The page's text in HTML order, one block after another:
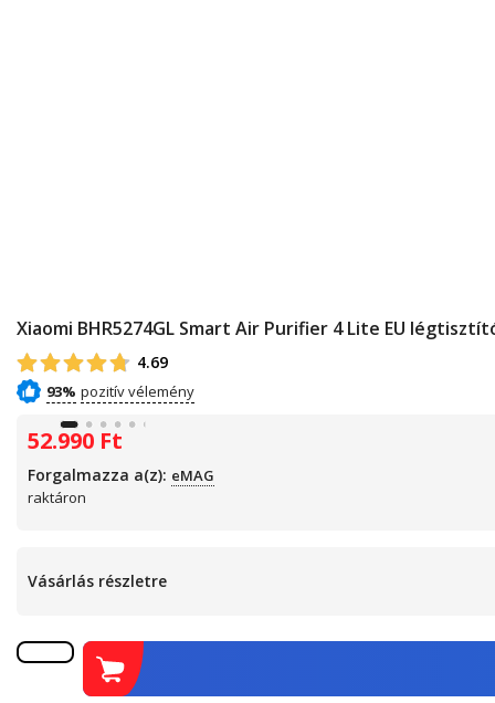
Xiaomi BHR5274GL Smart Air Purifier 4 Lite EU
4.69
93%
52.990 Ft
Forgalmazza a(z): eMAG
raktáron
Vásárlás részletre